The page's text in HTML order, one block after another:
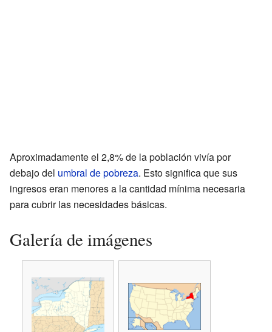
Aproximadamente el 2,8% de la población vivía por
debajo del umbral de pobreza. Esto significa que sus
ingresos eran menores a la cantidad mínima necesaria
para cubrir las necesidades básicas.
Galería de imágenes